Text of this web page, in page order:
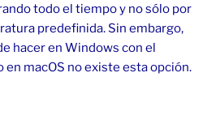
todo el tiempo y no sólo por
predefinida. Sin embargo,
hacer en Windows con el
macOS no existe esta opción.